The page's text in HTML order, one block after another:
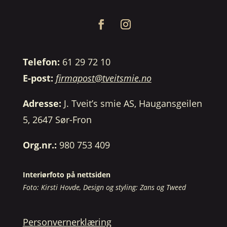
Telefon: 61 29 72 10
E-post: firmapost@tveitsmie.no
Adresse: J. Tveit’s smie AS, Haugansgeilen
5, 2647 Sør-Fron
Org.nr.: 980 753 409
Interiørfoto på nettsiden
Foto: Kirsti Hovde, Design og styling: Zans og Tweed
Personvernerklæring